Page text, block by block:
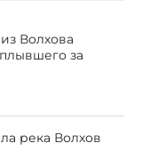
Волхова
за
река Волхов